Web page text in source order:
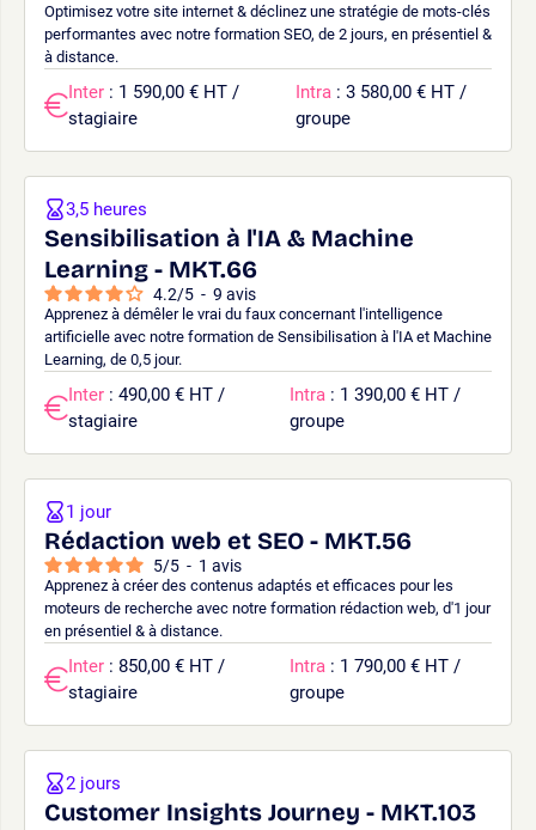
Optimisez votre site internet & déclinez une stratégie de mots-clés
performantes avec notre formation SEO, de 2 jours, en présentiel &
à distance.
Inter : 1 590,00 € HT /
stagiaire
Intra : 3 580,00 € HT /
groupe
Sensibilisation à l'IA & Machine
Learning - MKT.66
4.2/5 - 9 avis
Apprenez à démêler le vrai du faux concernant l'intelligence
artificielle avec notre formation de Sensibilisation à l'IA et Machine
Learning, de 0,5 jour.
3,5 heures
Inter : 490,00 € HT /
stagiaire
Intra : 1 390,00 € HT /
groupe
Rédaction web et SEO - MKT.56
5/5 - 1 avis
Apprenez à créer des contenus adaptés et efficaces pour les
moteurs de recherche avec notre formation rédaction web, d'1 jour
en présentiel & à distance.
1 jour
Inter : 850,00 € HT /
stagiaire
Intra : 1 790,00 € HT /
groupe
Customer Insights Journey - MKT.103
2 jours